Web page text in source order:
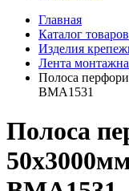
Главная
Каталог товаров
Изделия
Лента
Полоса
BMA1531
Полоса